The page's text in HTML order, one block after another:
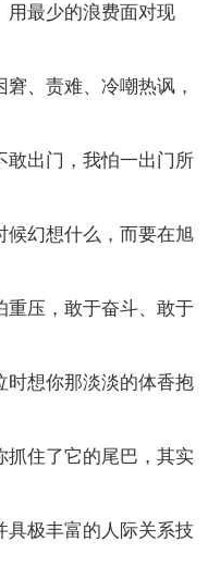
用最少的浪费面对现
、责难、冷嘲热讽，
敢出门，我怕一出门所
候幻想什么，而要在旭
重压，敢于奋斗、敢于
时想你那淡淡的体香抱
抓住了它的尾巴，其实
具极丰富的人际关系技